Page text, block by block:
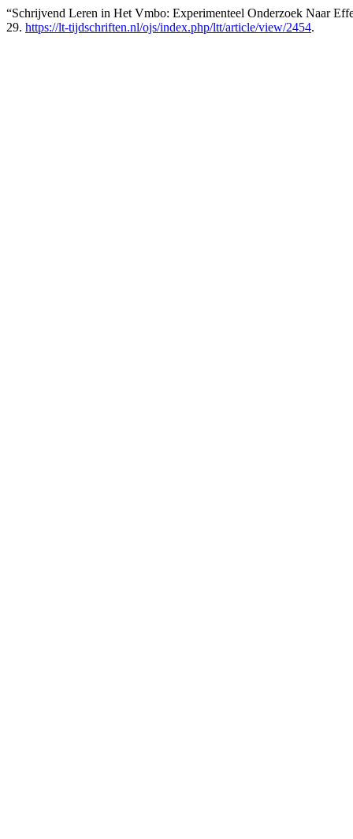
“Schrijvend Leren in Het Vmbo: Experimenteel Onderzoek Naar
29. https://lt-tijdschriften.nl/ojs/index.php/ltt/article/view/2454.